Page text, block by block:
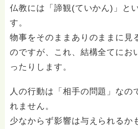
仏教には「諦観(ていかん)」と
す。
物事をそのままありのままに見
のですが、これ、結構全てにお
ったりします。
人の行動は「相手の問題」なの
れません。
少なからず影響は与えられるか